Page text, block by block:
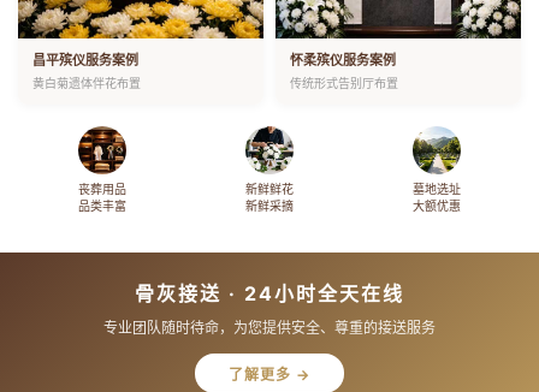
昌平殡仪服务案例
黄白菊遗体伴花布置
怀柔殡仪服务案例
传统形式告别厅布置
丧葬用品
品类丰富
新鲜鲜花
新鲜采摘
墓地选址
大额优惠
骨灰接送 · 24小时全天在线
专业团队随时待命，为您提供安全、尊重的接送服务
了解更多 →